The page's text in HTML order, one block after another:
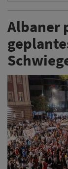
Albaner